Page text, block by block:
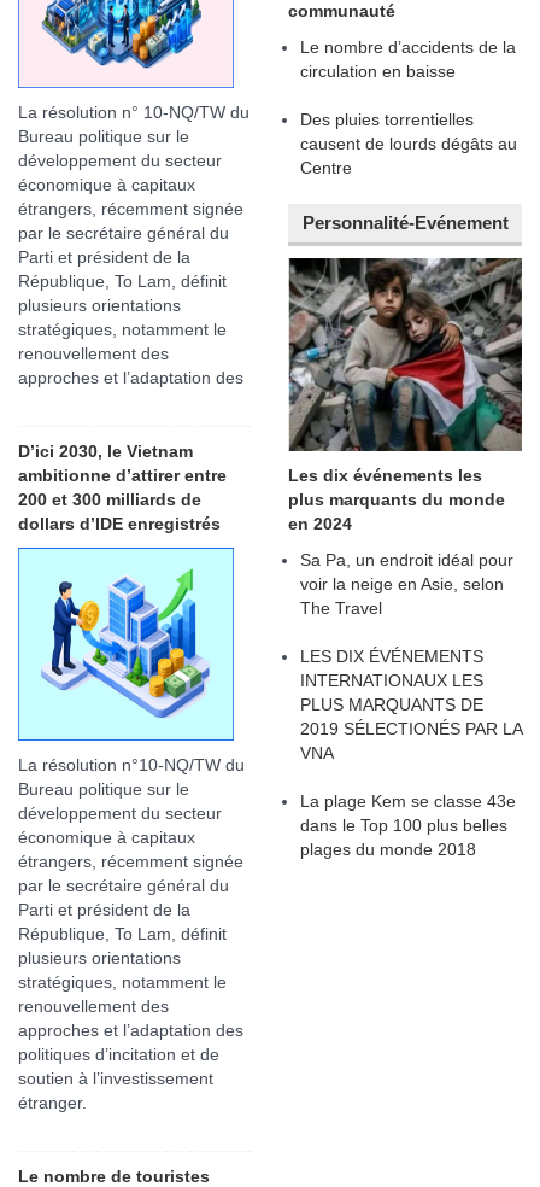
La résolution n° 10-NQ/TW du
Bureau politique sur le
développement du secteur
économique à capitaux
étrangers, récemment signée
par le secrétaire général du
Parti et président de la
République, To Lam, définit
plusieurs orientations
stratégiques, notamment le
renouvellement des
approches et l’adaptation des
D’ici 2030, le Vietnam
ambitionne d’attirer entre
200 et 300 milliards de
dollars d’IDE enregistrés
La résolution n°10-NQ/TW du
Bureau politique sur le
développement du secteur
économique à capitaux
étrangers, récemment signée
par le secrétaire général du
Parti et président de la
République, To Lam, définit
plusieurs orientations
stratégiques, notamment le
renouvellement des
approches et l’adaptation des
politiques d’incitation et de
soutien à l’investissement
étranger.
Le nombre de touristes
communauté
Le nombre d’accidents de la
circulation en baisse
Des pluies torrentielles
causent de lourds dégâts au
Centre
Personnalité-Evénement
Les dix événements les
plus marquants du monde
en 2024
Sa Pa, un endroit idéal pour
voir la neige en Asie, selon
The Travel
LES DIX ÉVÉNEMENTS
INTERNATIONAUX LES
PLUS MARQUANTS DE
2019 SÉLECTIONÉS PAR LA
VNA
La plage Kem se classe 43e
dans le Top 100 plus belles
plages du monde 2018